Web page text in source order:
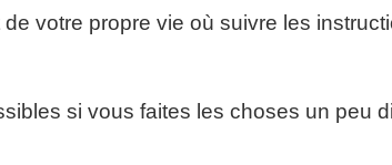
votre propre vie où suivre les
si vous faites les choses un peu